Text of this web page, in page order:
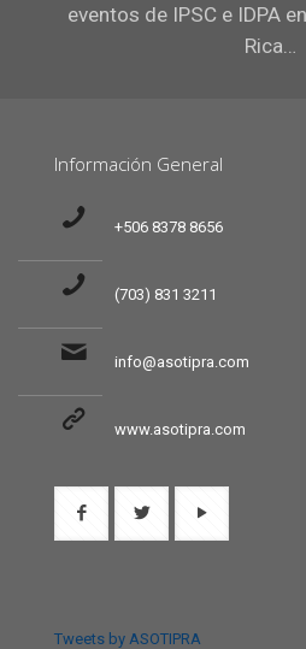
eventos de IPSC e IDPA
Rica…
Información General
+506 8378 8656
(703) 831 3211
info@asotipra.com
www.asotipra.com
Tweets by ASOTIPRA